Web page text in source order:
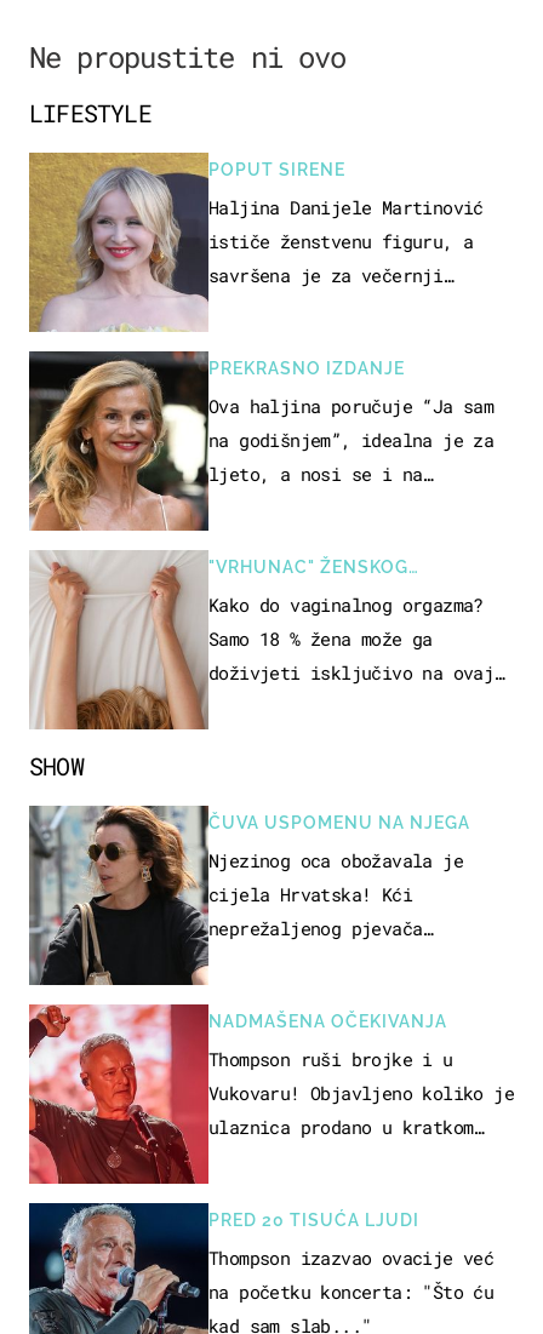
Ne propustite ni ovo
SHOW
ČUVA USPOMENU NA NJEGA
Njezinog oca obožavala je
cijela Hrvatska! Kći
neprežaljenog pjevača
NADMAŠENA OČEKIVANJA
Thompson ruši brojke i u
Vukovaru! Objavljeno koliko je
ulaznica prodano u kratkom
PRED 20 TISUĆA LJUDI
Thompson izazvao ovacije već
na početku koncerta: "Što ću
kad sam slab..."
LIFESTYLE
POPUT SIRENE
Haljina Danijele Martinović
ističe ženstvenu figuru, a
savršena je za večernji
PREKRASNO IZDANJE
Ova haljina poručuje “Ja sam
na godišnjem”, idealna je za
ljeto, a nosi se i na
"VRHUNAC" ŽENSKOG
SEKSUALNOG ISKUSTVA
Kako do vaginalnog orgazma?
Samo 18 % žena može ga
doživjeti isključivo na ovaj